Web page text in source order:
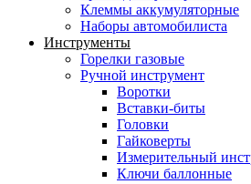
Клеммы аккумуляторные
Наборы автомобилиста
Инструменты
Горелки газовые
Ручной инструмент
Воротки
Вставки-биты
Головки
Гайковерты
Измерительный
Ключи баллонные